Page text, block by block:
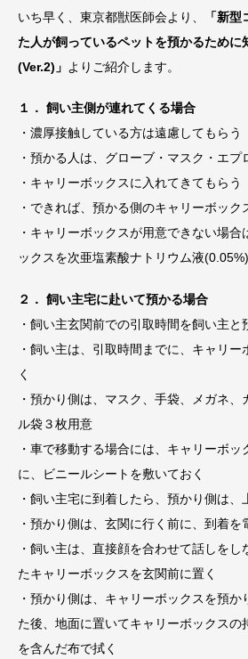
いち早く、東京都獣医師会より、
「新
た人が飼っているペットを預かるために
(Ver.2)」 よりご紹介します。
１． 飼い主側が連れてくる場合
・濃厚接触している方は遠慮してもらう
・預かる人は、グローブ・マスク・エ
・キャリーボックスに入れてきてもらう
・できれば、預かる側のキャリーボック
・キャリーボックスが用意できない場
ックスを次亜塩素酸ナトリウム液
２． 飼い主宅に赴いて預かる場合
・飼い主玄関前での引取時間を飼い主と
・飼い主は、引取時間までに、キャリ
く
・預かり側は、マスク、手袋、メガネ
ル袋３枚用意
・車で移動する場合には、キャリーボッ
に、ビニールシートを敷いておく
・飼い主宅に到着したら、預かり側は
・預かり側は、玄関に行く前に、到着を
・飼い主は、直接顔を合わせて話しを
たキャリーボックスを玄関前に置く
・預かり側は、キャリーボックスを預
た後、地面に置いてキャリーボックスの
を含んだ布で拭く